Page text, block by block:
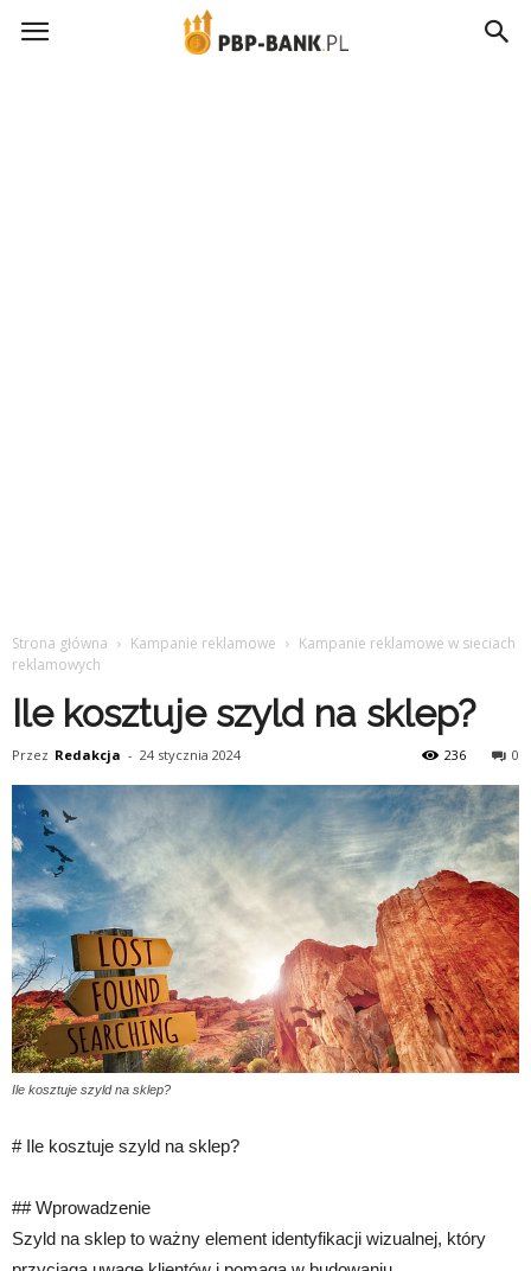
pbp-
Strona główna Kampanie reklamowe
Kampanie reklamowe w sieciach
reklamowych
Ile kosztuje szyld na sklep?
Przez Redakcja - 24 stycznia 2024 0
236
Ile kosztuje szyld na sklep?
# Ile kosztuje szyld na sklep?
## Wprowadzenie
Szyld na sklep to ważny element identyfikacji wizualnej, który